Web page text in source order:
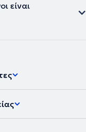
είναι